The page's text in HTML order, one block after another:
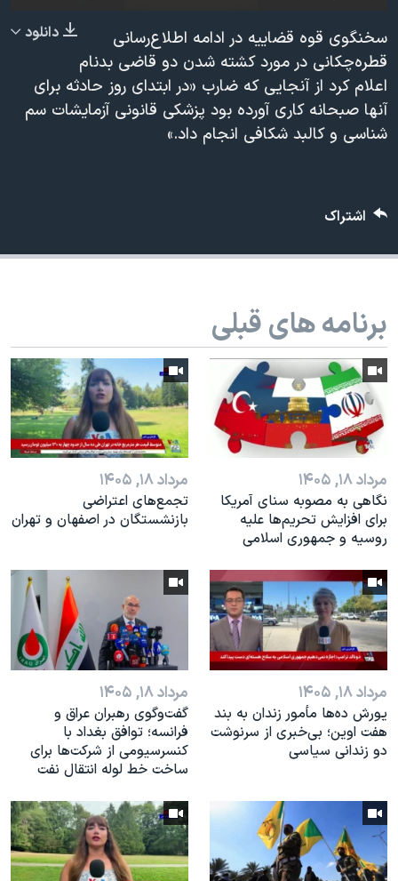
آرشیو پخش زنده
مجموعه مستندهای دادخواهی
تریبونال مردمی آبان ۹۸
دادگاه حمید نوری
اعتراضات مردمی آبان ۹۸
همایش محافظه‌کاران آمریکا «سی‌پک»
سفر پرزیدنت ترامپ به چین
Auto
240p
360p
480p
720p
1080p
480p
720p
دانلود
سخنگوی قوه قضاییه در ادامه اطلاع‌رسانی
قطره‌چکانی در مورد کشته شدن دو قاضی بدنام
اعلام کرد از آنجایی که ضارب «در ابتدای روز حادثه برای
آنها صبحانه کاری آورده بود پزشکی قانونی آزمایشات سم
شناسی و کالبد شکافی انجام داد.»
اشتراک
برنامه های قبلی
مرداد ۱۸, ۱۴۰۵
نگاهی به مصوبه سنای آمریکا
برای افزایش تحریم‌ها علیه
روسیه و جمهوری اسلامی
مرداد ۱۸, ۱۴۰۵
تجمع‌های اعتراضی
بازنشستگان در اصفهان و تهران
مرداد ۱۸, ۱۴۰۵
یورش ده‌ها مأمور زندان به بند
هفت اوین؛ بی‌خبری از سرنوشت
دو زندانی سیاسی
مرداد ۱۸, ۱۴۰۵
گفت‌وگوی رهبران عراق و
فرانسه؛ توافق بغداد با
کنسرسیومی از شرکت‌ها برای
ساخت خط لوله انتقال نفت